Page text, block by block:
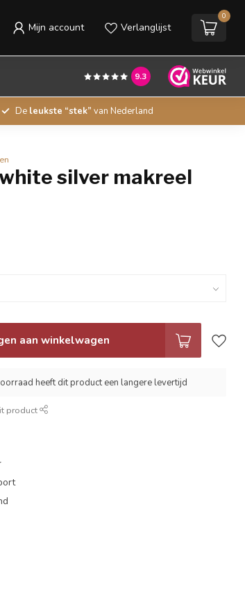
Mijn account Verlanglijst
0
9.3
Deleukste “stek” van Nederland
silver makreel
aan winkelwagen
heeft dit product een langere levertijd
product